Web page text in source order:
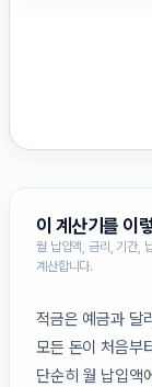
이 계산기를 이
월 납입액, 금리, 기간,
계산합니다.
적금은 예금과 달
모든 돈이 처음부
단순히 월 납입액